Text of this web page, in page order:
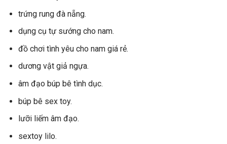
trứng rung đà nẵng.
dụng cụ tự sướng cho nam.
đồ chơi tình yêu cho nam giá rẻ.
dương vật giả ngựa.
âm đạo búp bê tình dục.
búp bê sex toy.
lưỡi liếm âm đạo.
sextoy lilo.